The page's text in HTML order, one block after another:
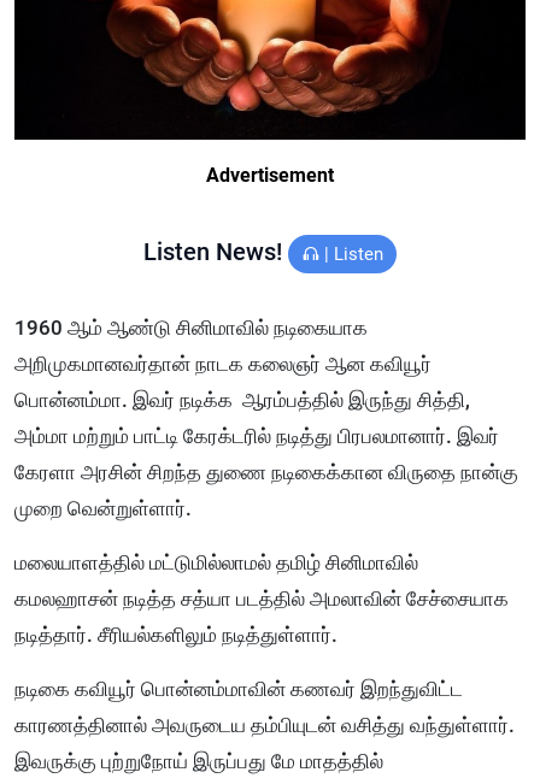
Advertisement
Listen News! | Listen
1960 ஆம் ஆண்டு சினிமாவில் நடிகையாக
அறிமுகமானவர்தான் நாடக கலைஞர் ஆன கவியூர்
பொன்னம்மா. இவர் நடிக்க ஆரம்பத்தில் இருந்து சித்தி,
அம்மா மற்றும் பாட்டி கேரக்டரில் நடித்து பிரபலமானார். இவர்
கேரளா அரசின் சிறந்த துணை நடிகைக்கான விருதை நான்கு
முறை வென்றுள்ளார்.
மலையாளத்தில் மட்டுமில்லாமல் தமிழ் சினிமாவில்
கமலஹாசன் நடித்த சத்யா படத்தில் அமலாவின் சேச்சையாக
நடித்தார். சீரியல்களிலும் நடித்துள்ளார்.
நடிகை கவியூர் பொன்னம்மாவின் கணவர் இறந்துவிட்ட
காரணத்தினால் அவருடைய தம்பியுடன் வசித்து வந்துள்ளார்.
இவருக்கு புற்றுநோய் இருப்பது மே மாதத்தில்